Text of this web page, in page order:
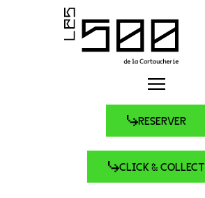
RESERVER
CLICK & COLLECT